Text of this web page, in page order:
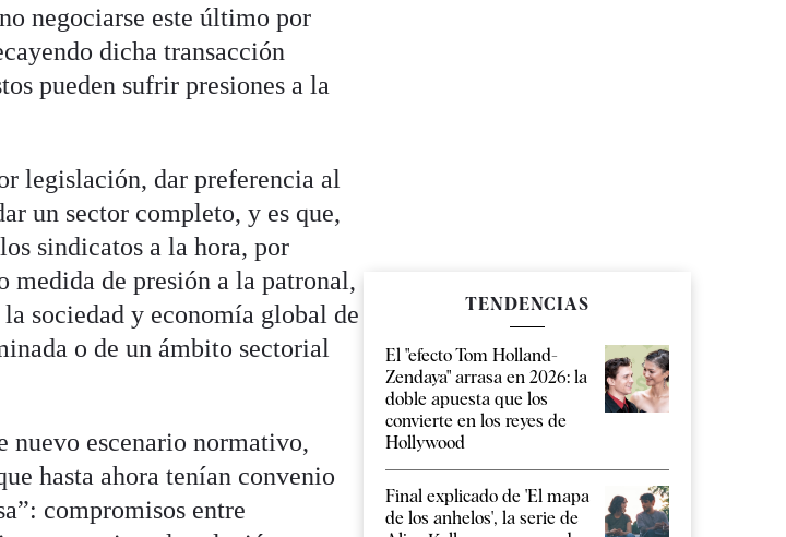
negociarse este último por
dicha transacción
pueden sufrir presiones a la
legislación, dar preferencia al
un sector completo, y es que,
sindicatos a la hora, por
de presión a la patronal,
sociedad y economía global de
o de un ámbito sectorial
nuevo escenario normativo,
hasta ahora tenían convenio
compromisos entre
TENDENCIAS
El "efecto Tom Holland-
Zendaya" arrasa en 2026: la
doble apuesta que los
convierte en los reyes de
Hollywood
Final explicado de 'El mapa
de los anhelos', la serie de